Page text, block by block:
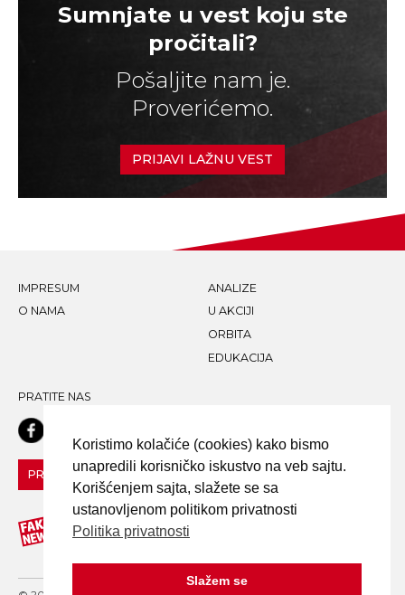
Sumnjate u vest koju ste
pročitali?
Pošaljite nam je.
Proverićemo.
PRIJAVI LAŽNU VEST
IMPRESUM
O NAMA
ANALIZE
U AKCIJI
ORBITA
EDUKACIJA
PRATITE NAS
PRIJAVI LAŽNU VEST!
Koristimo kolačiće (cookies) kako bismo
unapredili korisničko iskustvo na veb sajtu.
Korišćenjem sajta, slažete se sa
ustanovljenom politikom privatnosti
Politika privatnosti
Slažem se